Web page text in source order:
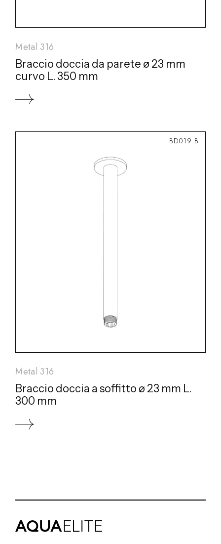
Metal 316
Braccio doccia da parete ø 23 mm
curvo L. 350 mm
BD019 B
Metal 316
Braccio doccia a soffitto ø 23 mm L.
300 mm